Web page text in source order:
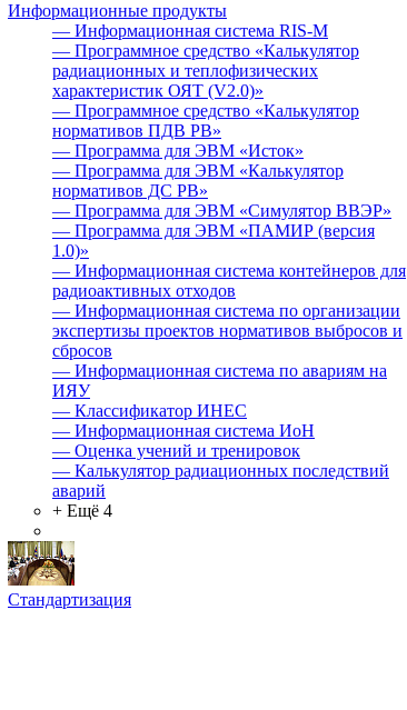
Информационные продукты
— Информационная система RIS-M
— Программное средство «Калькулятор
радиационных и теплофизических
характеристик ОЯТ (V2.0)»
— Программное средство «Калькулятор
нормативов ПДВ РВ»
— Программа для ЭВМ «Исток»
— Программа для ЭВМ «Калькулятор
нормативов ДС РВ»
— Программа для ЭВМ «Симулятор ВВЭР»
— Программа для ЭВМ «ПАМИР (версия
1.0)»
— Информационная система контейнеров для
радиоактивных отходов
— Информационная система по организации
экспертизы проектов нормативов выбросов и
сбросов
— Информационная система по авариям на
ИЯУ
— Классификатор ИНЕС
— Информационная система ИоН
— Оценка учений и тренировок
— Калькулятор радиационных последствий
аварий
+ Ещё 4
Стандартизация